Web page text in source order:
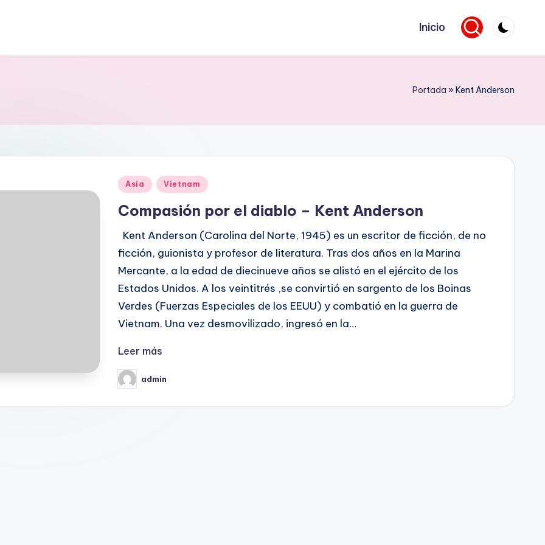
Inicio
Portada »Kent Anderson
Publicado
Asia Vietnam
Compasión por el diablo – Kent Anderson
Kent Anderson (Carolina del Norte, 1945) es un escritor de ficción, de no
ficción, guionista y profesor de literatura. Tras dos años en la Marina
Mercante, a la edad de diecinueve años se alistó en el ejército de los
Estados Unidos. A los veintitrés ,se convirtió en sargento de los Boinas
Verdes (Fuerzas Especiales de los EEUU) y combatió en la guerra de
Vietnam. Una vez desmovilizado, ingresó en la…
Leer más
Publicado
por
admin